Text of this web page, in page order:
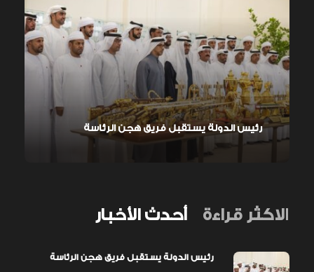
رئيس الدولة يستقبل فريق هجن الرئاسة
أحدث الأخبار الاكثر قراءة